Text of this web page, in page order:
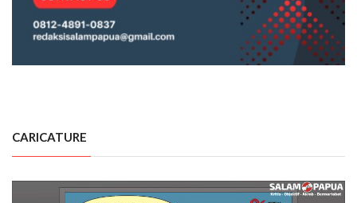
CARICATURE